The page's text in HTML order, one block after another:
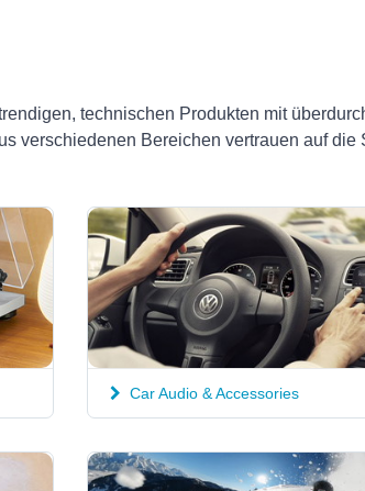
technischen Produkten mit
verschiedenen Bereichen vertrauen auf
Car Audio & Accessories